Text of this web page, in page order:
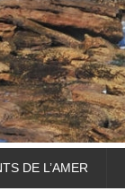
DE L’AMER